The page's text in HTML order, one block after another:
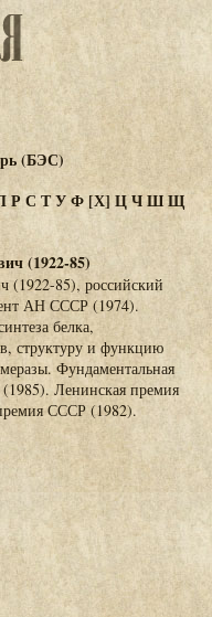
(БЭС)
РСТУФ [Х] ЦЧШЩ
(1922-85)
85), российский
АН СССР (1974).
белка,
структуру и функцию
Фундаментальная
Ленинская премия
СССР (1982).